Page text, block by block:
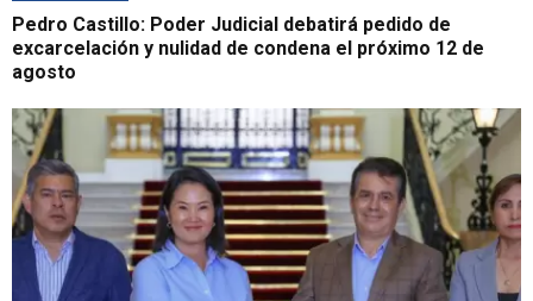
Pedro Castillo: Poder Judicial debatirá pedido de
excarcelación y nulidad de condena el próximo 12 de
agosto